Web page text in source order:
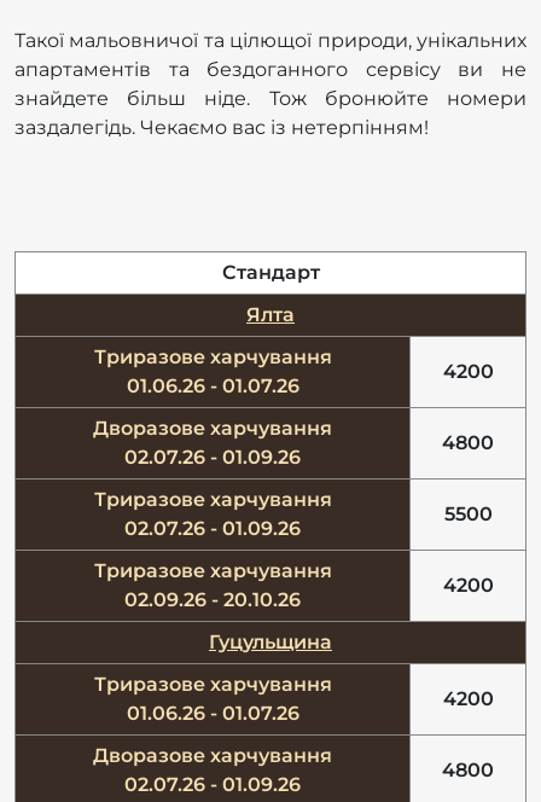
Такої мальовничої та цілющої природи, унікальних
апартаментів та бездоганного сервісу ви не
знайдете більш ніде. Тож бронюйте номери
заздалегідь. Чекаємо вас із нетерпінням!
Стандарт
Ялта
Триразове харчування
01.06.26 - 01.07.26
4200
Дворазове харчування
02.07.26 - 01.09.26
4800
Триразове харчування
02.07.26 - 01.09.26
5500
Триразове харчування
02.09.26 - 20.10.26
4200
Гуцульщина
Триразове харчування
01.06.26 - 01.07.26
4200
Дворазове харчування
02.07.26 - 01.09.26
4800